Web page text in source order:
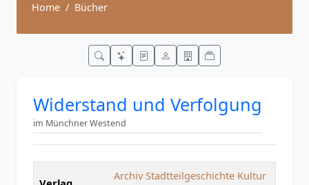
Home Bücher
Widerstand und Verfolgung
im Münchner Westend
Archiv Stadtteilgeschichte Kultur